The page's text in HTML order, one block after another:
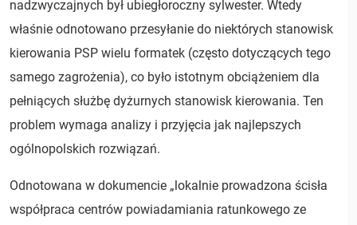
nadzwyczajnych był ubiegłoroczny sylwester. Wtedy
właśnie odnotowano przesyłanie do niektórych stanowisk
kierowania PSP wielu formatek (często dotyczących tego
samego zagrożenia), co było istotnym obciążeniem dla
pełniących służbę dyżurnych stanowisk kierowania. Ten
problem wymaga analizy i przyjęcia jak najlepszych
ogólnopolskich rozwiązań.
Odnotowana w dokumencie „lokalnie prowadzona ścisła
współpraca centrów powiadamiania ratunkowego ze